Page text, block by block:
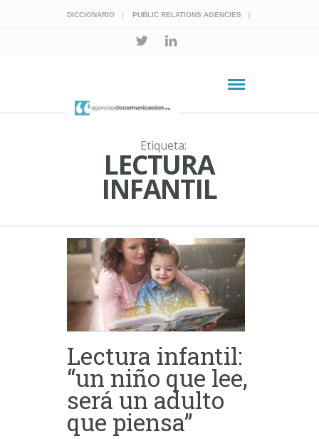
DICCIONARIO PUBLIC RELATIONS AGENCIES
Etiqueta:
LECTURA
INFANTIL
Lectura infantil:
“un niño que lee,
será un adulto
que piensa”